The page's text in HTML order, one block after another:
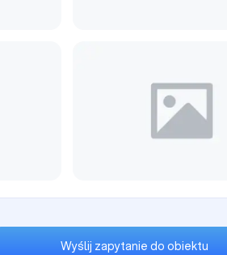
Wyślij zapytanie do obiektu